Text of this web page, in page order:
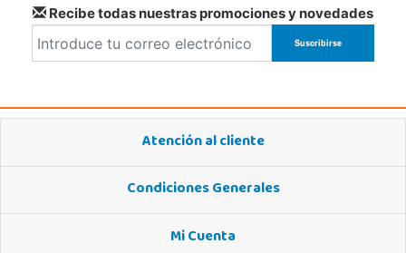
Recibe todas nuestras promociones y novedades
Atención al cliente
Condiciones Generales
Mi Cuenta